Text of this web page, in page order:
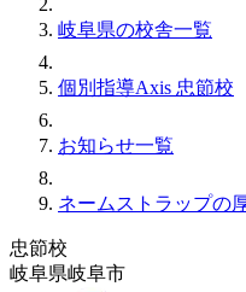
岐阜県の校舎一覧
個別指導Axis 忠節校
お知らせ一覧
ネームストラップの
忠節校
岐阜県岐阜市